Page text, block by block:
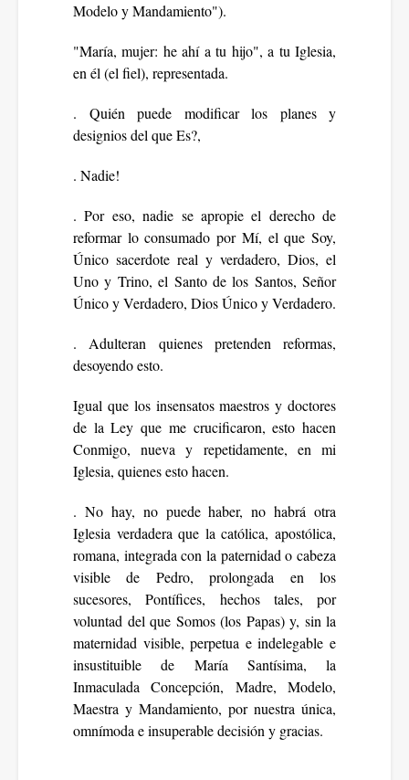
Modelo y Mandamiento").
"María, mujer: he ahí a tu hijo", a tu Iglesia,
en él (el fiel), representada.
. Quién puede modificar los planes y
designios del que Es?,
. Nadie!
. Por eso, nadie se apropie el derecho de
reformar lo consumado por Mí, el que Soy,
Único sacerdote real y verdadero, Dios, el
Uno y Trino, el Santo de los Santos, Señor
Único y Verdadero, Dios Único y Verdadero.
. Adulteran quienes pretenden reformas,
desoyendo esto.
Igual que los insensatos maestros y doctores
de la Ley que me crucificaron, esto hacen
Conmigo, nueva y repetidamente, en mi
Iglesia, quienes esto hacen.
. No hay, no puede haber, no habrá otra
Iglesia verdadera que la católica, apostólica,
romana, integrada con la paternidad o cabeza
visible de Pedro, prolongada en los
sucesores, Pontífices, hechos tales, por
voluntad del que Somos (los Papas) y, sin la
maternidad visible, perpetua e indelegable e
insustituible de María Santísima, la
Inmaculada Concepción, Madre, Modelo,
Maestra y Mandamiento, por nuestra única,
omnímoda e insuperable decisión y gracias.